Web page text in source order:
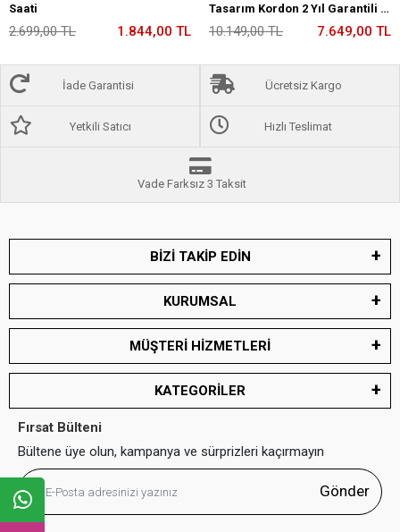
Saati
2.699,00 TL 1.844,00 TL
Tasarım Kordon 2 Yıl Garantili 5
Atm Kadın Kol Saati+Bileklik
A2175.29
10.149,00 TL 7.649,00 TL
İade Garantisi Ücretsiz Kargo
Yetkili Satıcı Hızlı Teslimat
Vade Farksız 3 Taksit
BİZİ TAKİP EDİN
KURUMSAL
MÜŞTERİ HİZMETLERİ
KATEGORİLER
Fırsat Bülteni
Bültene üye olun, kampanya ve sürprizleri kaçırmayın
Gönder